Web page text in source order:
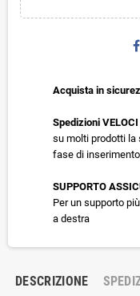
Acquista in
Spedizioni VELOCI
su molti prodotti la
fase di
SUPPORTO
Per un supporto
a destra
DESCRIZIONE